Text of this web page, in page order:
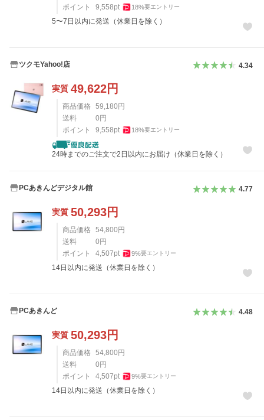
ポイント
9,558pt 18%要エントリー
5〜7日以内に発送（休業日を除く）
ツクモYahoo!店 4.34
実質 49,622円
商品価格 59,180円
送料
0円
ポイント
9,558pt 18%要エントリー
24時までのご注文で2日以内にお届け（休業日を除く）
PCあきんどデジタル館 4.77
実質 50,293円
商品価格 54,800 円
送料
0 円
ポイント
4,507pt 9%要エントリー
14日以内に発送（休業日を除く）
PCあきんど 4.48
実質 50,293円
商品価格 54,800 円
送料
0 円
ポイント
4,507pt 9%要エントリー
14日以内に発送（休業日を除く）